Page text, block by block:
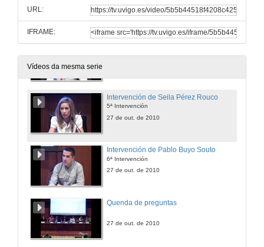
URL:
IFRAME:
Vídeos da mesma serie
27 de out. de 2010
Intervención de Paula Pérez Nogueira
Intervención de Seila Pérez Rouco
5ª Intervención
27 de out. de 2010
Intervención de Pablo Buyo Souto
6ª Intervención
27 de out. de 2010
Quenda de preguntas
27 de out. de 2010